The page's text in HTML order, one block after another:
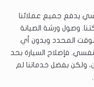
يدفع جميع عملائنا
وصول ورشة الصيانة
المحدد وبدون أي
فإصلاح السيارة بحد
ولكن بفضل خدماتنا لم